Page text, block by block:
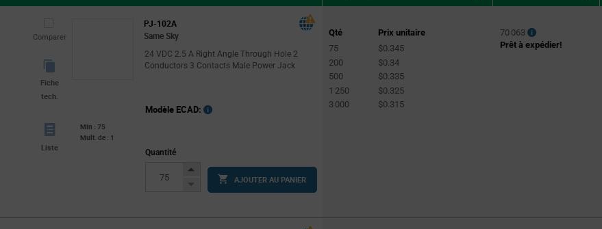
Comparer
Fiche
tech.
PJ-102A
Same Sky
24 VDC 2.5 A Right Angle Through Hole 2
Conductors 3 Contacts Male Power Jack
Liste
Min : 75
Mult. de : 1
Modèle ECAD:
Quantité
Increase
Button
Decrease
AJOUTER AU PANIER
Qté
Prix unitaire
75
$0.345
200
$0.34
500
$0.335
1 250
$0.325
3 000
$0.315
70 063
Prêt à expédier!